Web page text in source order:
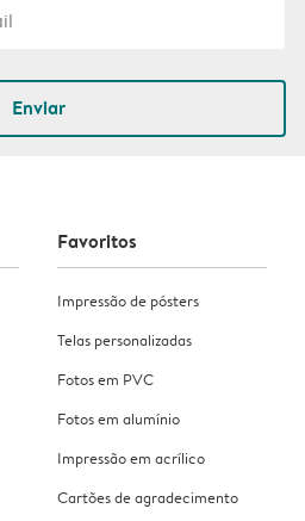
Enviar
Favoritos
Impressão de pósters
Telas personalizadas
Fotos em PVC
Fotos em alumínio
Impressão em acrílico
Cartões de agradecimento